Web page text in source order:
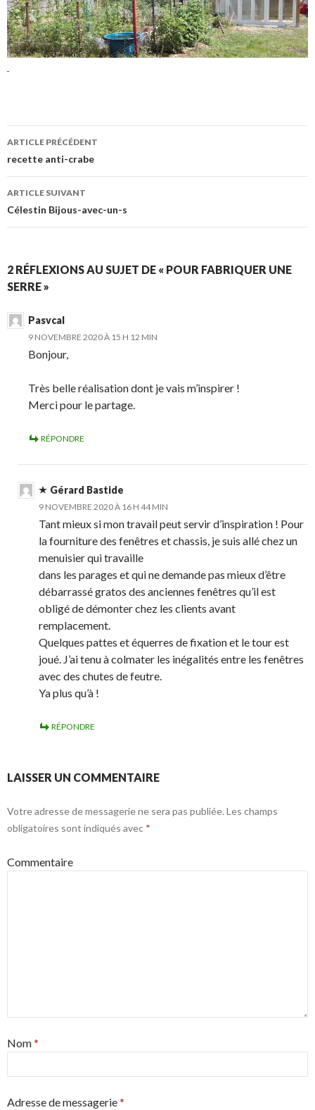
ARTICLE PRÉCÉDENT
recette anti-crabe
ARTICLE SUIVANT
Célestin Bijous-avec-un-s
2 RÉFLEXIONS AU SUJET DE « POUR FABRIQUER UNE
SERRE »
Pasvcal
9 NOVEMBRE 2020 À 15 H 12 MIN
Bonjour,
Très belle réalisation dont je vais m’inspirer !
Merci pour le partage.
RÉPONDRE
Gérard Bastide
9 NOVEMBRE 2020 À 16 H 44 MIN
Tant mieux si mon travail peut servir d’inspiration ! Pour
la fourniture des fenêtres et chassis, je suis allé chez un
menuisier qui travaille
dans les parages et qui ne demande pas mieux d’être
débarrassé gratos des anciennes fenêtres qu’il est
obligé de démonter chez les clients avant
remplacement.
Quelques pattes et équerres de fixation et le tour est
joué. J’ai tenu à colmater les inégalités entre les fenêtres
avec des chutes de feutre.
Ya plus qu’à !
RÉPONDRE
LAISSER UN COMMENTAIRE
Votre adresse de messagerie ne sera pas publiée. Les champs
obligatoires sont indiqués avec *
Commentaire
Nom*
Adresse de messagerie*